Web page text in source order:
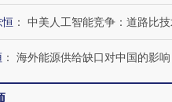
国走私7万
体内含3种
视线｜被称为“蟑螂”的印
度Z世代 用街头抗争将教
： 中美人工智能竞争：道路比
： 海外能源供给缺口对中国的影响